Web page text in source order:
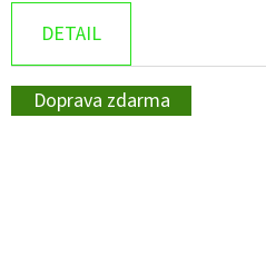
DETAIL
Doprava zdarma